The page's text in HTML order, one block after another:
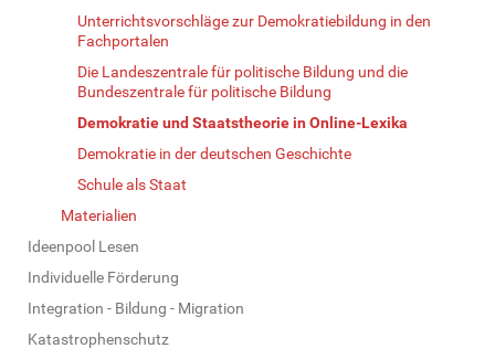
Unterrichtsvorschläge zur Demokratiebildung in den
Fachportalen
Die Landeszentrale für politische Bildung und die
Bundeszentrale für politische Bildung
Demokratie und Staatstheorie in Online-Lexika
Demokratie in der deutschen Geschichte
Schule als Staat
Materialien
Ideenpool Lesen
Individuelle Förderung
Integration - Bildung - Migration
Katastrophenschutz